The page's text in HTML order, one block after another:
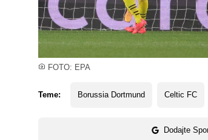
FOTO: EPA
Teme: Borussia Dortmund Celtic FC
Dodajte